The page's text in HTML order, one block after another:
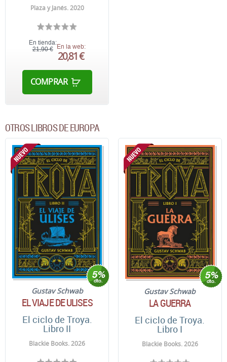
Plaza y Janés. 2020
En tienda:
21,90 € En la web:
20,81 €
COMPRAR
OTROS LIBROS DE EUROPA
Gustav Schwab
EL VIAJE DE ULISES
El ciclo de Troya.
Libro II
Blackie Books. 2026
Gustav Schwab
LA GUERRA
El ciclo de Troya.
Libro I
Blackie Books. 2026